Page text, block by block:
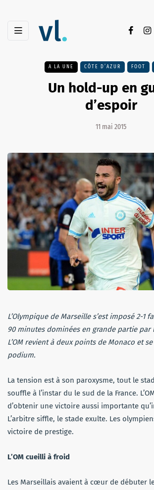
A LA UNE CÔTE D’AZUR FOOT
Un hold-up en
d’espoir
11 mai 2015
L’Olympique de Marseille s’est imposé 2-1
90 minutes dominées en grande partie par
L’OM revient à deux points de Monaco et
podium.
La tension est à son paroxysme, tout le
souffle à l’instar du le sud de la France.
d’obtenir une victoire aussi importante
L’arbitre siffle, le stade exulte. Les
victoire de prestige.
L’OM cueilli à froid
Les Marseillais avaient à cœur de débuter